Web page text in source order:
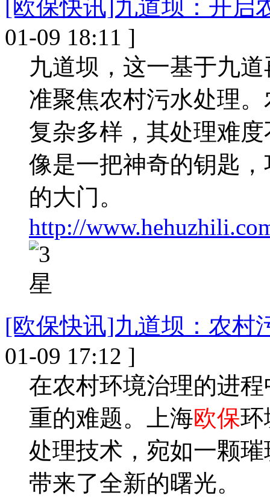
[欧保快讯]九道坝：开启
01-09 18:11 ]
九道坝，这一基于九
准聚焦农村污水处理
复杂多样，其处理难
像是一把神奇的钥匙
的大门。
http://
[欧保快讯]九道坝：农村
01-09 17:12 ]
在农村环境治理的进
重的难题。上海欧保环
处理技术，宛如一颗
带来了全新的曙光。